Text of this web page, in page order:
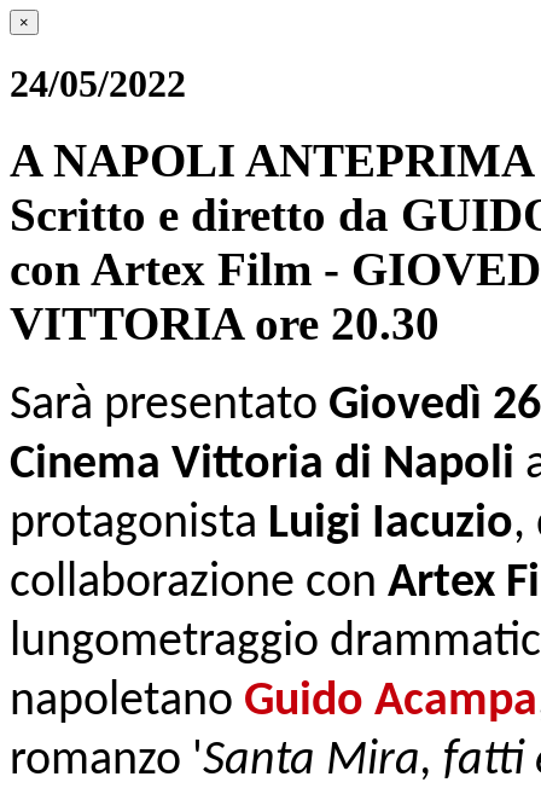
×
24/05/2022
A NAPOLI
Scritto e diretto da
con Artex Film -
VITTORIA ore 20.30
Sarà presentato Giovedì
Cinema Vittoria di Napoli
protagonista Luigi Iacuzio,
collaborazione con Artex
lungometraggio
napoletano Guido Acampa
romanzo 'Santa Mira, fatti